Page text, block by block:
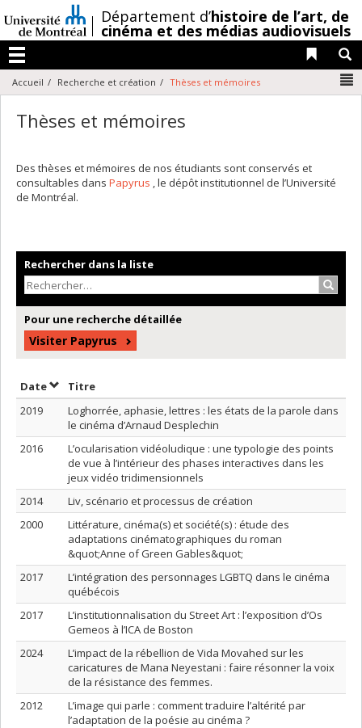
au
contenu
/Département d’histoire de l’art, de
cinéma et des médias audiovisuels
Menu
Liens
Accueil Recherche et création Thèses et mémoires
Thèses et mémoires
Des thèses et mémoires de nos étudiants sont conservés et
consultables dans Papyrus , le dépôt institutionnel de l’Université
de Montréal.
Rechercher dans la liste
Pour une recherche détaillée
Visiter Papyrus
DateTrier par date en ordre décroissant
Titre
2019
Loghorrée, aphasie, lettres : les états de la parole dans
le cinéma d’Arnaud Desplechin
2016
L’ocularisation vidéoludique : une typologie des points
de vue à l’intérieur des phases interactives dans les
jeux vidéo tridimensionnels
2014
Liv, scénario et processus de création
2000
Littérature, cinéma(s) et société(s) : étude des
adaptations cinématographiques du roman
&quot;Anne of Green Gables&quot;
2017
L’intégration des personnages LGBTQ dans le cinéma
québécois
2017
L’institutionnalisation du Street Art : l’exposition d’Os
Gemeos à l’ICA de Boston
2024
L’impact de la rébellion de Vida Movahed sur les
caricatures de Mana Neyestani : faire résonner la voix
de la résistance des femmes.
2012
L’image qui parle : comment traduire l’altérité par
l’adaptation de la poésie au cinéma ?